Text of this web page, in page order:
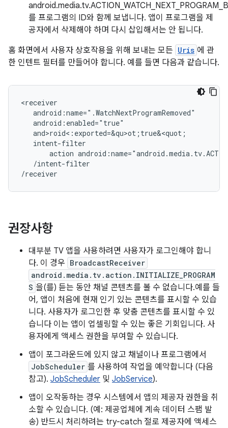
를 프로그램의 ID와 함께 보냅니다. 앱이 프로그램을 제
공자에서 삭제해야 하며 다시 삽입해서는 안 됩니다.
홈 화면에서 사용자 상호작용을 위해 보내는 모든 Uris 에 관
한 인텐트 필터를 만들어야 합니다. 예를 들면 다음과 같습니다.
action
/intent-filter
권장사항
대부분 TV 앱을 사용하려면 사용자가 로그인해야 합니
다. 이 경우 BroadcastReceiver
android.media.tv.action.INITIALIZE_PROGRAM
S 을(를) 듣는 동안 채널 콘텐츠를 볼 수 없습니다.예를 들
어, 앱이 처음에 현재 인기 있는 콘텐츠를 표시할 수 있습
니다. 사용자가 로그인한 후 맞춤 콘텐츠를 표시할 수 있
습니다 이는 앱이 업셀링할 수 있는 좋은 기회입니다. 사
용자에게 액세스 권한을 부여할 수 있습니다.
앱이 포그라운드에 있지 않고 채널이나 프로그램에서
JobScheduler 를 사용하여 작업을 예약합니다 (다음
참고). JobScheduler 및 JobService).
앱이 오작동하는 경우 시스템에서 앱의 제공자 권한을 취
소할 수 있습니다. (예: 제공업체에 계속 데이터 스팸 발
송) 반드시 처리하려는 try-catch 절로 제공자에 액세스